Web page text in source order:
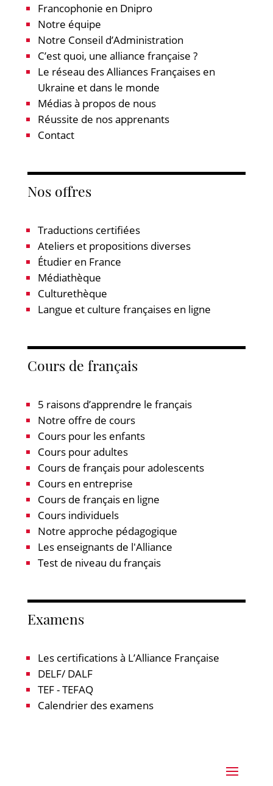
Francophonie en Dnipro
Notre équipe
Notre Conseil d’Administration
C’est quoi, une alliance française ?
Le réseau des Alliances Françaises en
Ukraine et dans le monde
Médias à propos de nous
Réussite de nos apprenants
Contact
Nos offres
Traductions certifiées
Ateliers et propositions diverses
Étudier en France
Médiathèque
Culturethèque
Langue et culture françaises en ligne
Cours de français
5 raisons d’apprendre le français
Notre offre de cours
Cours pour les enfants
Cours pour adultes
Cours de français pour adolescents
Cours en entreprise
Cours de français en ligne
Cours individuels
Notre approche pédagogique
Les enseignants de l'Alliance
Test de niveau du français
Examens
Les certifications à L’Alliance Française
DELF/ DALF
TEF - TEFAQ
Calendrier des examens